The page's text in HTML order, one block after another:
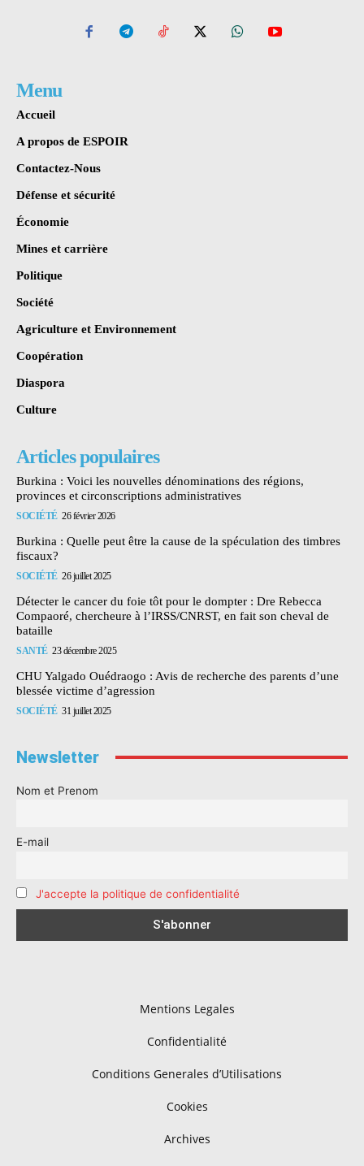
Menu
Accueil
A propos de ESPOIR
Contactez-Nous
Défense et sécurité
Économie
Mines et carrière
Politique
Société
Agriculture et Environnement
Coopération
Diaspora
Culture
Articles populaires
Burkina : Voici les nouvelles dénominations des régions,
provinces et circonscriptions administratives
SOCIÉTÉ 26 février 2026
Burkina : Quelle peut être la cause de la spéculation des timbres
fiscaux?
SOCIÉTÉ 26 juillet 2025
Détecter le cancer du foie tôt pour le dompter : Dre Rebecca
Compaoré, chercheure à l’IRSS/CNRST, en fait son cheval de
bataille
SANTÉ 23 décembre 2025
CHU Yalgado Ouédraogo : Avis de recherche des parents d’une
blessée victime d’agression
SOCIÉTÉ 31 juillet 2025
Newsletter
Nom et Prenom
E-mail
J'accepte la politique de confidentialité
Mentions Legales
Confidentialité
Conditions Generales d’Utilisations
Cookies
Archives